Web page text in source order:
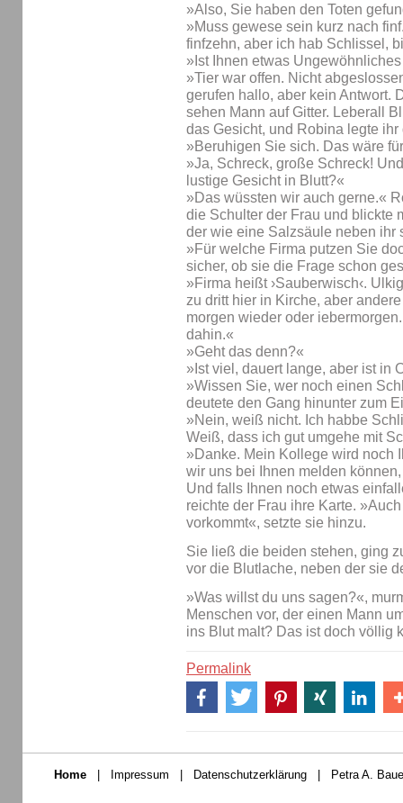
»Also, Sie haben den Toten
»Muss gewese sein kurz nach
finfzehn, aber ich hab Schlissel,
»Ist Ihnen etwas
»Tier war offen. Nicht
gerufen hallo, aber kein Antwort.
sehen Mann auf Gitter. Leberall
das Gesicht, und Robina legte
»Beruhigen Sie sich. Das wäre
»Ja, Schreck, große Schreck!
lustige Gesicht in Blutt?«
»Das wüssten wir auch gerne.«
die Schulter der Frau und blickte
der wie eine Salzsäule neben ihr
»Für welche Firma putzen Sie
sicher, ob sie die Frage schon
»Firma heißt ›Sauberwisch‹.
zu dritt hier in Kirche, aber
morgen wieder oder
dahin.«
»Geht das denn?«
»Ist viel, dauert lange, aber ist in
»Wissen Sie, wer noch einen
deutete den Gang hinunter zum
»Nein, weiß nicht. Ich habbe
Weiß, dass ich gut umgehe mit
»Danke. Mein Kollege wird noch
wir uns bei Ihnen melden
Und falls Ihnen noch etwas
reichte der Frau ihre Karte.
vorkommt«, setzte sie hinzu.
Sie ließ die beiden stehen, ging
vor die Blutlache, neben der sie
»Was willst du uns sagen?«,
Menschen vor, der einen Mann
ins Blut malt? Das ist doch völlig
Permalink
Home Impressum Datenschutzerklärung Petra A.